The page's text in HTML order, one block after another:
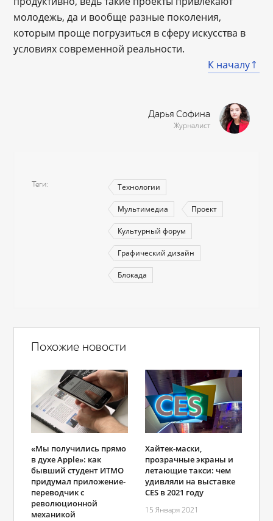
молодежь, да и вообще разные поколения,
которым проще погрузиться в сферу искусства в
условиях современной реальности.
К началу
Дарья Софина
Журналист
Теги Технологии
Мультимедиа Проект
Культурный форум
Графический дизайн
Блокада
Похожие новости
«Мы получились прямо
в духе Apple»: как
бывший студент ИТМО
придумал приложение-
переводчик с
революционной
механикой
Хайтек-маски,
прозрачные экраны и
летающие такси: чем
удивляли на выставке
CES в 2021 году
15 Января 2021